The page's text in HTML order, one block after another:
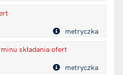
metryczka
składania ofert
metryczka